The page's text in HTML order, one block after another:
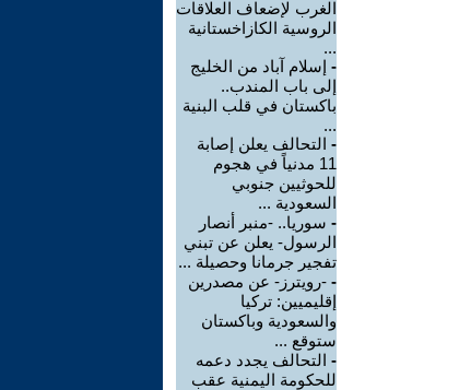
الغرب لإضعاف العلاقات
الروسية الكازاخستانية
...
- إسلام آباد من الخليج
إلى باب المندب..
باكستان في قلب البنية
...
- التحالف يعلن إصابة
11 مدنياً في هجوم
للحوثيين جنوبي
السعودية ...
- سوريا.. -منبر أنصار
الرسول- يعلن عن تبني
تفجير جرمانا وحصيلة ...
- -رويترز- عن مصدرين
إقليميين: تركيا
والسعودية وباكستان
ستوقع ...
- التحالف يجدد دعمه
للحكومة اليمنية عقب